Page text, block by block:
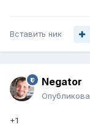
Вставить ник
Negator
+1